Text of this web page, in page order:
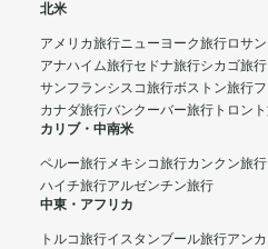
北米
アメリカ旅行ニューヨーク旅行ロサ
アナハイム旅行セドナ旅行シカゴ旅行
サンフランシスコ旅行ボストン旅行
カナダ旅行バンクーバー旅行 トロン
カリブ・中南米
ペルー旅行メキシコ旅行カンクン旅行
ハイチ旅行アルゼンチン旅行
中東・アフリカ
トルコ旅行イスタンブール旅行アン